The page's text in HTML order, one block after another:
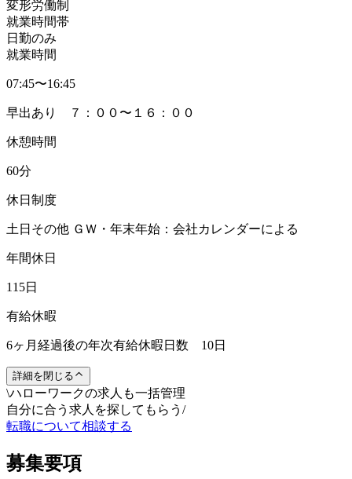
変形労働制
就業時間帯
日勤のみ
就業時間
07:45〜16:45
早出あり ７：００〜１６：００
休憩時間
60分
休日制度
土日その他 ＧＷ・年末年始：会社カレンダーによる
年間休日
115日
有給休暇
6ヶ月経過後の年次有給休暇日数 10日
詳細を閉じる
\ハローワークの求人も一括管理
自分に合う求人を探してもらう /
転職について相談する
募集要項